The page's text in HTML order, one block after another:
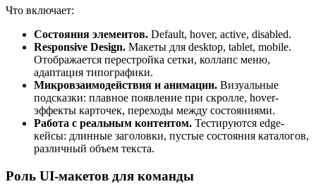
Что включает:
Состояния элементов. Default, hover, active, disabled.
Responsive Design. Макеты для desktop, tablet, mobile.
Отображается перестройка сетки, коллапс меню,
адаптация типографики.
Микровзаимодействия и анимации. Визуальные
подсказки: плавное появление при скролле, hover-
эффекты карточек, переходы между состояниями.
Работа с реальным контентом. Тестируются edge-
кейсы: длинные заголовки, пустые состояния каталогов,
различный объем текста.
Роль UI-макетов для команды